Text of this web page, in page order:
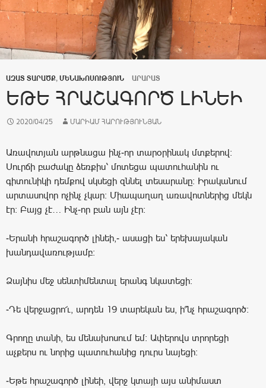
ԱԶԱՏ ՏԱՐԱԾՔ, ՄԵՆԱԽՈՍՈՒԹՅՈՒՆ ԱՐԱՐԱՏ
ԵԹԵ ՀՐԱՇԱԳՈՐԾ ԼԻՆԵԻ
2020/04/25 ՄԱՐԻԱՄ ՀԱՐՈՒԹՅՈՒՆՅԱՆ
Առավոտյան արթնացա ինչ-որ տարօրինակ մտքերով։
Սուրճի բաժակը ձեռքիս՝ մոտեցա պատուհանին ու
գիտունիկի դեմքով սկսեցի զննել տեսարանը։ Իրականում
արտասովոր ոչինչ չկար։ Միապաղաղ առավոտներից մեկն
էր։ Բայց չէ… Ինչ-որ բան այն չէր։
-Երանի հրաշագործ լինեի,- ասացի ես՝ երեխայական
խանդավառությամբ։
Ձայնիս մեջ սենտիմենտալ երանգ նկատեցի։
-Դե վերջացրո՜ւ, արդեն 19 տարեկան ես, ի՞նչ հրաշագործ։
Գրողը տանի, ես մենախոսում եմ։ Ափերովս տրորեցի
աչքերս ու նորից պատուհանից դուրս նայեցի։
-Եթե հրաշագործ լինեի, վերջ կտայի այս անիմաստ